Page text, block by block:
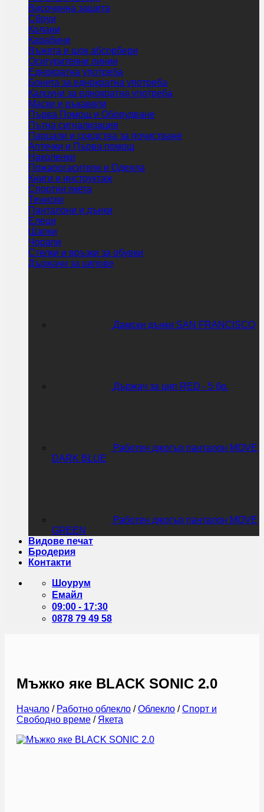
Височинна защита
Сбруи
Колани
Карабини
Въжета и шок абсорбери
Осигурителни линии
Еднократна употреба
Бонета за еднократна употреба
Калцуни за еднократна употреба
Маски и ръкавели
Първа Помощ и Оборудване
Пътна сигнализация
Парцали и средства за почистване
Аптечки и Първа помощ
Наколенки
Пожарогасители и Одеяла
Книги и инструктаж
Спортни якета
Тениски
Панталони и дънки
Елеци
Шапки
Чорапи
Стелки и връзки за обувки
Държачи за ципове
Дамски дънки SAN FRANCISCO
Държач за цип RED - 5 бр.
Работен джогър панталон MOVE
DARK BLUE
Работен джогър панталон MOVE
GREEN
Видове печат
Бродерия
Контакти
Шоурум
Емайл
09:00 - 17:30
0878 79 49 58
Мъжко яке BLACK SONIC 2.0
Начало / Работно облекло / Облекло / Спорт и
Свободно време / Якета